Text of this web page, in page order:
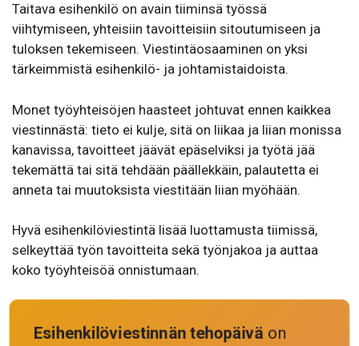
Taitava esihenkilö on avain tiiminsä työssä
viihtymiseen, yhteisiin tavoitteisiin sitoutumiseen ja
tuloksen tekemiseen. Viestintäosaaminen on yksi
tärkeimmistä esihenkilö- ja johtamistaidoista.
Monet työyhteisöjen haasteet johtuvat ennen kaikkea
viestinnästä: tieto ei kulje, sitä on liikaa ja liian monissa
kanavissa, tavoitteet jäävät epäselviksi ja työtä jää
tekemättä tai sitä tehdään päällekkäin, palautetta ei
anneta tai muutoksista viestitään liian myöhään.
Hyvä esihenkilöviestintä lisää luottamusta tiimissä,
selkeyttää työn tavoitteita sekä työnjakoa ja auttaa
koko työyhteisöä onnistumaan.
Esihenkilöviestinnän tehopäiväon